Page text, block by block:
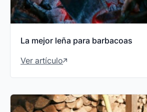
La mejor leña para barbacoas
Ver artículo